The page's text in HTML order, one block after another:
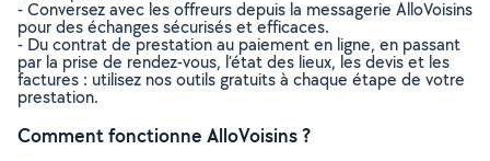
- Conversez avec les offreurs depuis la messagerie AlloVoisins
pour des échanges sécurisés et efficaces.
- Du contrat de prestation au paiement en ligne, en passant
par la prise de rendez-vous, l’état des lieux, les devis et les
factures : utilisez nos outils gratuits à chaque étape de votre
prestation.
Comment fonctionne AlloVoisins ?